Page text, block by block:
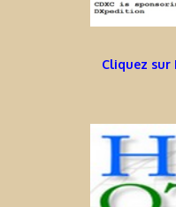
Cliquez sur